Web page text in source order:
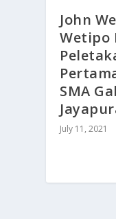
John
Wetipo
SMA
July 11, 2021